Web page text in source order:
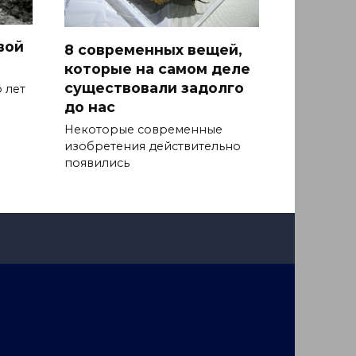
лет
8 современных вещей,
которые на самом деле
существовали задолго
до нас
Некоторые современные
изобретения действительно
появились